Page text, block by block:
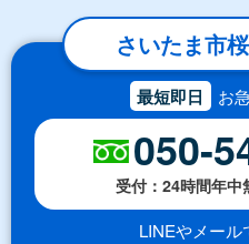
さいたま市
最短即日 お
050-
受付：24時間年中
LINEやメー